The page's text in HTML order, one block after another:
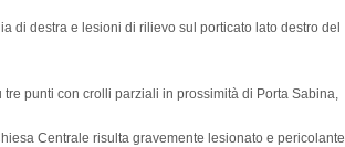
di destra e lesioni di rilievo sul porticato lato destro del
punti con crolli parziali in prossimità di Porta Sabina,
Centrale risulta gravemente lesionato e pericolante